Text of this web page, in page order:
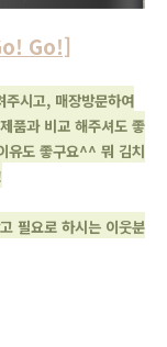
Go!]
시고, 매장방문하여
품과 비교 해주셔도 좋
유도 좋구요^^ 뭐 김치
필요로 하시는 이웃분